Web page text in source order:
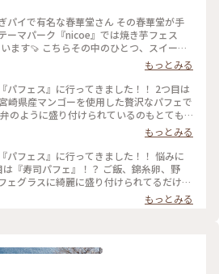
パイで有名な春華堂さん その春華堂が手
ーマパーク『nicoe』では焼き芋フェス
ひとつ、スイート
がすでに美味しそう🤤 焼き芋の中にラム
ースト、その暖かい川越シルクスイートの
イス、仕上げにはちみつを上からたっぷり
いわけがないっ‼️ もちろん美味し
るも
さつまいも入りのチキンカレーや焼き芋の
帰りができる焼きいモンブランやいもあわ
がる超蜜焼き芋などがありました🤔 それ
プはありましたよ～☝️ 焼き芋フェス
るのも大変
口ではアルコールのスプレーなどが置いて
は密閉密集空間なのでサッと買って帰っ
#焼き芋#お芋#春
もっとみる
ェス』に行ってきました！！ 2つ目は
崎県産マンゴーを使用した贅沢なパフェで
のように盛り付けられているのもとても
安定の美味しさです！！とろとろで甘い
シャーベットがとてもバランス良いで
しの街 #浜松 #ニコエ #パフェ
もっとみる
フェス』に行ってきました！！ 悩みに
『寿司パフェ』！？ ご飯、錦糸卵、野
ェグラスに綺麗に盛り付けられてるだけで
んと、上にわさびアイスが乗ってます(ﾟ
クリーミーな甘さのアイスが具材と合わさ
もっとみる